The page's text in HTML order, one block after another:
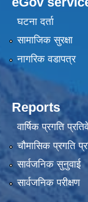
घटना दर्ता
सामाजिक सुरक्षा
नागरिक वडापत्र
Reports
वार्षिक प्रगति
चौमासिक प्रगति
सार्वजनिक सुनुवाई
सार्वजनिक परीक्षण